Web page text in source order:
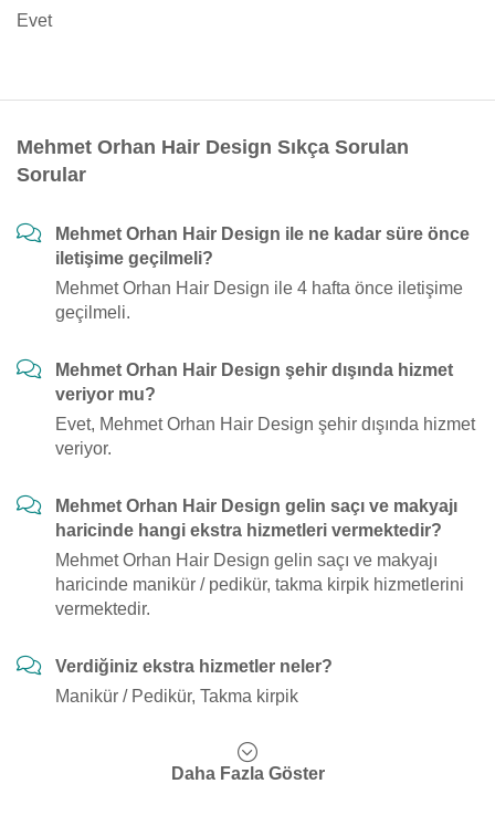
Evet
Mehmet Orhan Hair Design Sıkça Sorulan
Sorular
Mehmet Orhan Hair Design ile ne kadar süre önce
iletişime geçilmeli?
Mehmet Orhan Hair Design ile 4 hafta önce iletişime
geçilmeli.
Mehmet Orhan Hair Design şehir dışında hizmet
veriyor mu?
Evet, Mehmet Orhan Hair Design şehir dışında hizmet
veriyor.
Mehmet Orhan Hair Design gelin saçı ve makyajı
haricinde hangi ekstra hizmetleri vermektedir?
Mehmet Orhan Hair Design gelin saçı ve makyajı
haricinde manikür / pedikür, takma kirpik hizmetlerini
vermektedir.
Verdiğiniz ekstra hizmetler neler?
Manikür / Pedikür, Takma kirpik
Daha Fazla Göster